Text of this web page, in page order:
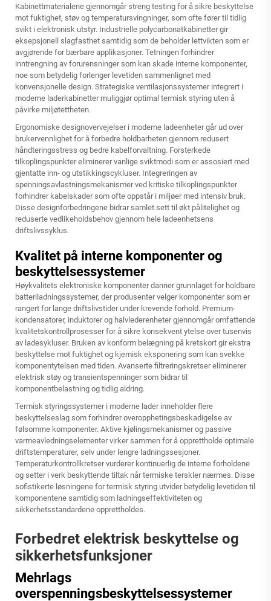
Kabinettmaterialene gjennomgår streng testing for å sikre beskyttelse
mot fuktighet, støv og temperatursvingninger, som ofte fører til tidlig
svikt i elektronisk utstyr. Industrielle polycarbonatkabinetter gir
eksepsjonell slagfasthet samtidig som de beholder lettvikten som er
avgjørende for bærbare applikasjoner. Tetningen forhindrer
inntrengning av forurensninger som kan skade interne komponenter,
noe som betydelig forlenger levetiden sammenlignet med
konvensjonelle design. Strategiske ventilasjonssystemer integrert i
moderne laderkabinetter muliggjør optimal termisk styring uten å
påvirke miljøtettheten.
Ergonomiske designovervejelser i moderne ladeenheter går ud over
brukervennlighet for å forbedre holdbarheten gjennom redusert
håndteringsstress og bedre kabelforvaltning. Forsterkede
tilkoplingspunkter eliminerer vanlige sviktmodi som er assosiert med
gjentatte inn- og utstikkingscykluser. Integreringen av
spenningsavlastningsmekanismer ved kritiske tilkoplingspunkter
forhindrer kabelskader som ofte oppstår i miljøer med intensiv bruk.
Disse designforbedringene bidrar samlet sett til økt pålitelighet og
reduserte vedlikeholdsbehov gjennom hele ladeenhetsens
driftslivssyklus.
Kvalitet på interne komponenter og
beskyttelsessystemer
Høykvalitets elektroniske komponenter danner grunnlaget for holdbare
batteriladningssystemer, der produsenter velger komponenter som er
rangert for lange driftslivstider under krevende forhold. Premium-
kondensatorer, induktorer og halvlederenheter gjennomgår omfattende
kvalitetskontrollprosesser for å sikre konsekvent ytelse over tusenvis
av ladesykluser. Bruken av konform belægning på kretskort gir ekstra
beskyttelse mot fuktighet og kjemisk eksponering som kan svekke
komponentytelsen med tiden. Avanserte filtreringskretser eliminerer
elektrisk støy og transientspenninger som bidrar til
komponentbelastning og tidlig aldring.
Termisk styringssystemer i moderne lader inneholder flere
beskyttelseslag som forhindrer overopphetingsbeskadigelse av
følsomme komponenter. Aktive kjølingsmekanismer og passive
varmeavledningselementer virker sammen for å opprettholde optimale
driftstemperaturer, selv under lengre ladningssesjoner.
Temperaturkontrollkretser vurderer kontinuerlig de interne forholdene
og setter i verk beskyttende tiltak når termiske terskler nærmes. Disse
sofistikerte løsningene for termisk styring utvider betydelig levetiden til
komponentene samtidig som ladningseffektiviteten og
sikkerhetsstandardene opprettholdes.
Forbedret elektrisk beskyttelse og
sikkerhetsfunksjoner
Mehrlags
overspenningsbeskyttelsessystemer